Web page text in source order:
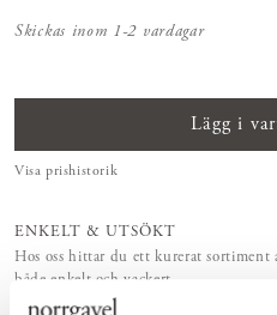
Skickas inom 1-2 vardagar
Lägg i
Visa prishistorik
ENKELT & UTSÖKT
Hos oss hittar du ett kurerat sortiment
både enkelt och vackert.
NATURLIGT & LÅNGSIKTIGT